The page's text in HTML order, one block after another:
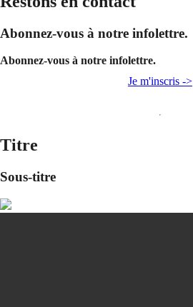
Abonnez-vous à notre infolettre.
Abonnez-vous à notre infolettre.
Je m'inscris ->
Titre
Sous-titre